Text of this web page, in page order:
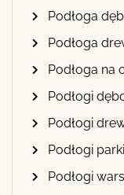
Podłoga
Podłoga
Podłoga na
Podłogi
Podłogi
Podłogi
Podłogi